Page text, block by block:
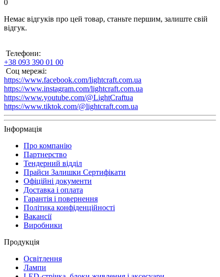
0
Немає відгуків про цей товар, станьте першим, залиште свій
відгук.
Телефони:
+38 093 390 01 00
Соц мережі:
https://www.facebook.com/lightcraft.com.ua
https://www.instagram.com/lightcraft.com.ua
https://www.youtube.com/@LightCraftua
https://www.tiktok.com/@lightcraft.com.ua
Інформація
Про компанію
Партнерство
Тендерний відділ
Прайси Залишки Сертифікати
Офіційні документи
Доставка і оплата
Гарантія і повернення
Політика конфіденційності
Вакансії
Виробники
Продукція
Освітлення
Лампи